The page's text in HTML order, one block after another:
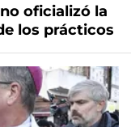
oficializó la
los prácticos